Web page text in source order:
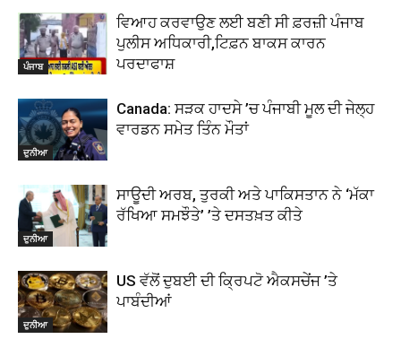
ਪੰਜਾਬ
ਵਿਆਹ ਕਰਵਾਉਣ ਲਈ ਬਣੀ ਸੀ ਫ਼ਰਜ਼ੀ ਪੰਜਾਬ
ਪੁਲੀਸ ਅਧਿਕਾਰੀ,ਟਿਫ਼ਨ ਬਾਕਸ ਕਾਰਨ
ਪਰਦਾਫਾਸ਼
ਦੁਨੀਆ
Canada: ਸੜਕ ਹਾਦਸੇ ’ਚ ਪੰਜਾਬੀ ਮੂਲ ਦੀ ਜੇਲ੍ਹ
ਵਾਰਡਨ ਸਮੇਤ ਤਿੰਨ ਮੌਤਾਂ
ਦੁਨੀਆ
ਸਾਊਦੀ ਅਰਬ, ਤੁਰਕੀ ਅਤੇ ਪਾਕਿਸਤਾਨ ਨੇ ‘ਮੱਕਾ
ਰੱਖਿਆ ਸਮਝੌਤੇ’ ’ਤੇ ਦਸਤਖ਼ਤ ਕੀਤੇ
ਦੁਨੀਆ
US ਵੱਲੋਂ ਦੁਬਈ ਦੀ ਕ੍ਰਿਪਟੋ ਐਕਸਚੇਂਜ ’ਤੇ
ਪਾਬੰਦੀਆਂ